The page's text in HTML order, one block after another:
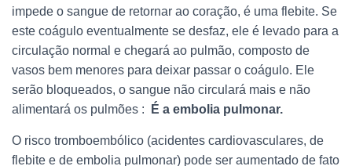
impede o sangue de retornar ao coração, é uma flebite. Se
este coágulo eventualmente se desfaz, ele é levado para a
circulação normal e chegará ao pulmão, composto de
vasos bem menores para deixar passar o coágulo. Ele
serão bloqueados, o sangue não circulará mais e não
alimentará os pulmões :
É a embolia pulmonar.
O risco tromboembólico (acidentes cardiovasculares, de
flebite e de embolia pulmonar) pode ser aumentado de fato